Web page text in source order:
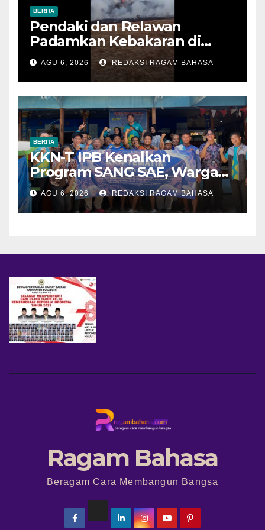
BERITA
Pendaki dan Relawan
Padamkan Kebakaran di
Alun-alun Suryakencana
Sebelum Meluas
AGU 6, 2026 REDAKSI RAGAM BAHASA
BERITA
KKN-T IPB Kenalkan
Program SANG SAE, Warga
Desa Sangrawayang Diajak
Ubah Sampah Jadi Bernilai
Ekonomi
AGU 6, 2026 REDAKSI RAGAM BAHASA
Ragam Bahasa
Beragam Cara Membangun Bangsa